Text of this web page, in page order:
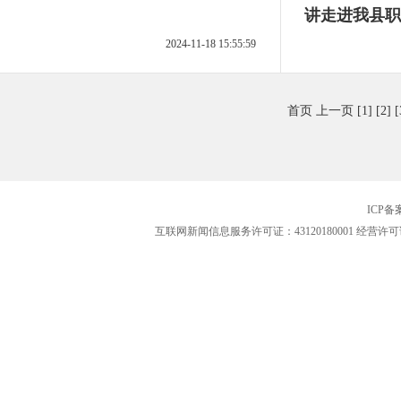
2024-11-18 15:55:59
讲走进我县
首页 上一页 [1] [2]
ICP备
互联网新闻信息服务许可证：43120180001 经营许可